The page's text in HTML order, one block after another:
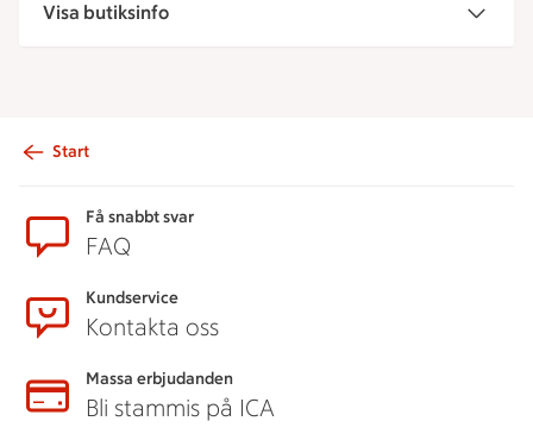
Visa butiksinfo
Start
Få snabbt svar
FAQ
Kundservice
Kontakta oss
Massa erbjudanden
Bli stammis på ICA